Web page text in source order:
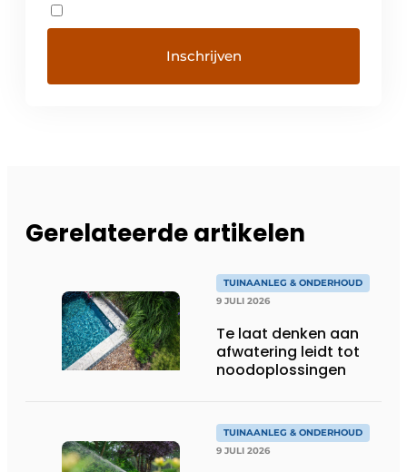
Gerelateerde artikelen
TUINAANLEG & ONDERHOUD
9 JULI 2026
Te laat denken aan
afwatering leidt tot
noodoplossingen
TUINAANLEG & ONDERHOUD
9 JULI 2026